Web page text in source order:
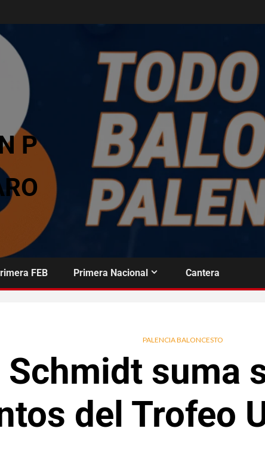
P
FEB Primera Nacional Cantera
PALENCIA BALONCESTO
Schmidt suma
del Trofeo